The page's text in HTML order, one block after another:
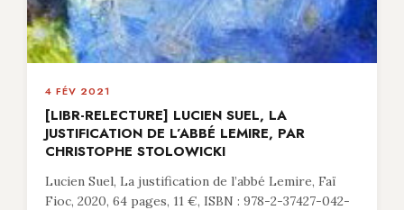
4 FÉV 2021
[LIBR-RELECTURE] LUCIEN SUEL, LA
JUSTIFICATION DE L’ABBÉ LEMIRE, PAR
CHRISTOPHE STOLOWICKI
Lucien Suel, La justification de l’abbé Lemire, Faï
Fioc, 2020, 64 pages, 11 €, ISBN : 978-2-37427-042-